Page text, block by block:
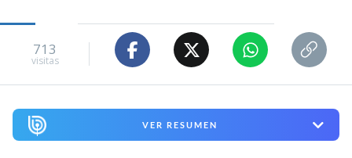
713
visitas
VER RESUMEN